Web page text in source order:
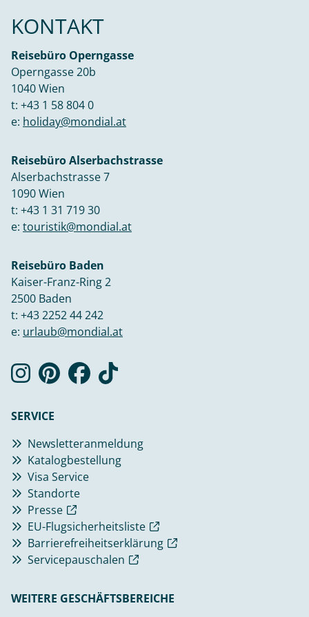
KONTAKT
Reisebüro Operngasse
Operngasse 20b
1040 Wien
t: +43 1 58 804 0
e: holiday@mondial.at
Reisebüro Alserbachstrasse
Alserbachstrasse 7
1090 Wien
t: +43 1 31 719 30
e: touristik@mondial.at
Reisebüro Baden
Kaiser-Franz-Ring 2
2500 Baden
t: +43 2252 44 242
e: urlaub@mondial.at
SERVICE
Newsletteranmeldung
Katalogbestellung
Visa Service
Standorte
Presse
EU-Flugsicherheitsliste
Barrierefreiheitserklärung
Servicepauschalen
WEITERE GESCHÄFTSBEREICHE